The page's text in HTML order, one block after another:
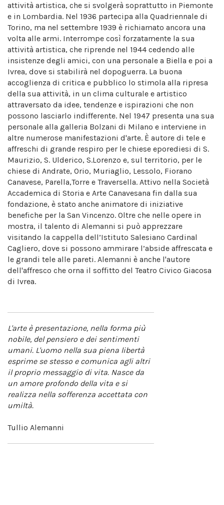
attività artistica, che si svolgerà soprattutto in Piemonte
e in Lombardia. Nel 1936 partecipa alla Quadriennale di
Torino, ma nel settembre 1939 è richiamato ancora una
volta alle armi. Interrompe così forzatamente la sua
attività artistica, che riprende nel 1944 cedendo alle
insistenze degli amici, con una personale a Biella e poi a
Ivrea, dove si stabilirà nel dopoguerra. La buona
accoglienza di critica e pubblico lo stimola alla ripresa
della sua attività, in un clima culturale e artistico
attraversato da idee, tendenze e ispirazioni che non
possono lasciarlo indifferente. Nel 1947 presenta una sua
personale alla galleria Bolzani di Milano e interviene in
altre numerose manifestazioni d'arte. È autore di tele e
affreschi di grande respiro per le chiese eporediesi di S.
Maurizio, S. Ulderico, S.Lorenzo e, sul territorio, per le
chiese di Andrate, Orio, Muriaglio, Lessolo, Fiorano
Canavese, Parella,Torre e Traversella. Attivo nella Società
Accademica di Storia e Arte Canavesana fin dalla sua
fondazione, è stato anche animatore di iniziative
benefiche per la San Vincenzo. Oltre che nelle opere in
mostra, il talento di Alemanni si può apprezzare
visitando la cappella dell’Istituto Salesiano Cardinal
Cagliero, dove si possono ammirare l’abside affrescata e
le grandi tele alle pareti. Alemanni è anche l'autore
dell'affresco che orna il soffitto del Teatro Civico Giacosa
di Ivrea.
L'arte è presentazione, nella forma più
nobile, del pensiero e dei sentimenti
umani. L'uomo nella sua piena libertà
esprime se stesso e comunica agli altri
il proprio messaggio di vita. Nasce da
un amore profondo della vita e si
realizza nella sofferenza accettata con
umiltà.
Tullio Alemanni